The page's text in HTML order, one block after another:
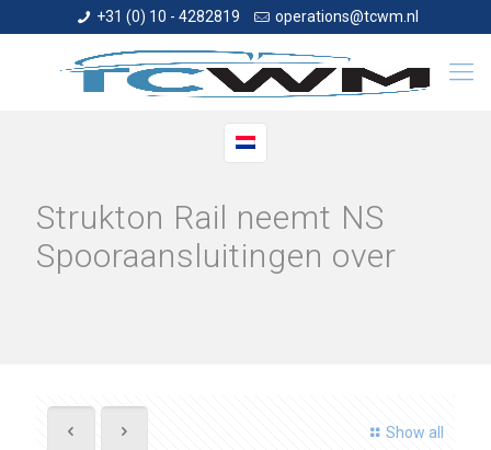
+31 (0) 10 - 4282819 operations@tcwm.nl
Strukton Rail neemt NS
Spooraansluitingen over
Show all